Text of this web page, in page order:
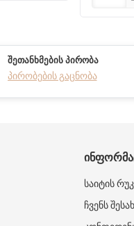
ᲨᲔᲗᲐᲜᲮᲛᲔᲑᲘᲡ ᲞᲘᲠᲝᲑᲐ
პირობების გაცნობა
საიტის
ჩვენს